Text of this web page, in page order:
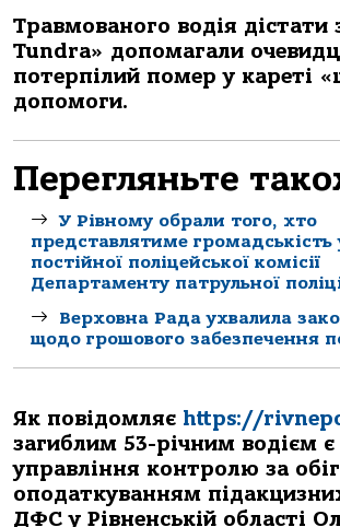
Травмованого водія дістати
Tundra» допомагали
потерпілий помер у кареті
допомоги.
Перегляньте
У Рівному обрали того, хто
представлятиме громадськість
постійної поліцейської комісії
Департаменту патрульної
Верховна Рада ухвалила
щодо грошового забезпечення
Як повідомляє https://
загиблим 53-річним водієм
управління контролю за
оподаткуванням
ДФС у Рівненській області